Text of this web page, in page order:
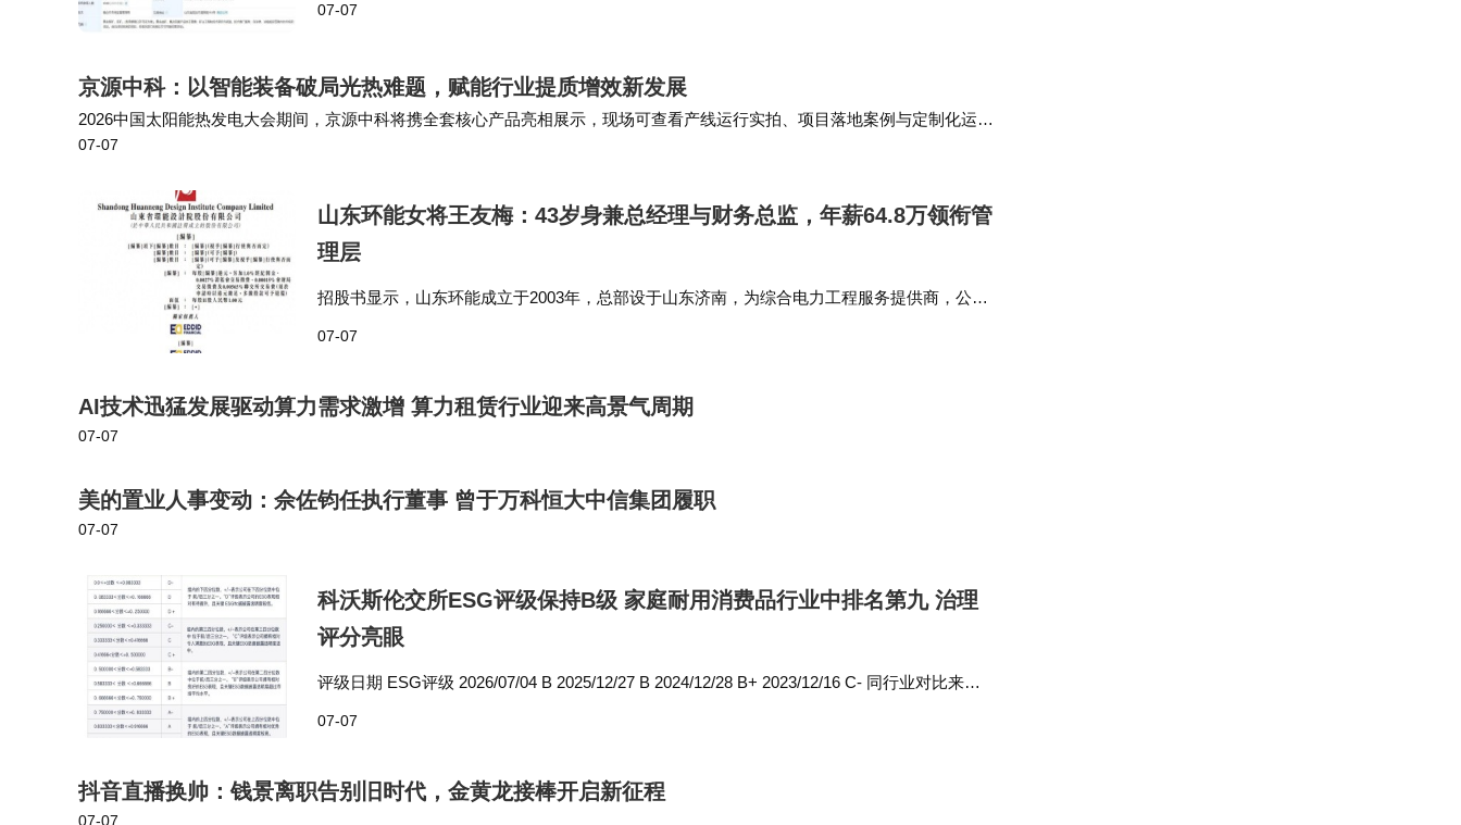
变更，姜桂鹏卸任法定代表人…
07-07
京源中科：以智能装备破局光热难题，赋能行业提质增效新发展
2026中国太阳能热发电大会期间，京源中科将携全套核心产品亮相展示，现场可查看产线运行实拍、项目落地案例与定制化运维
方案。诚邀光热电站业主、工程总包、行业同仁莅临展位深度交流，共话定日镜智能制造、镜场智能运…
07-07
山东环能女将王友梅：43岁身兼总经理与财务总监，年薪64.8万领衔管
理层
招股书显示，山东环能成立于2003年，总部设于山东济南，为综合电力工程服务提供商，公司
07-07
AI技术迅猛发展驱动算力需求激增 算力租赁行业迎来高景气周期
07-07
美的置业人事变动：佘佐钧任执行董事 曾于万科恒大中信集团履职
07-07
科沃斯伦交所ESG评级保持B级 家庭耐用消费品行业中排名第九 治理
评分亮眼
评级日期 ESG评级 2026/07/04 B 2025/12/27 B 2024/12/28 B+ 2023/12/16 C- 同行业对比来
07-07
抖音直播换帅：钱景离职告别旧时代，金黄龙接棒开启新征程
07-07